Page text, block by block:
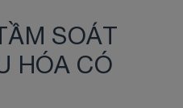
SOÁT
HÓA CÓ